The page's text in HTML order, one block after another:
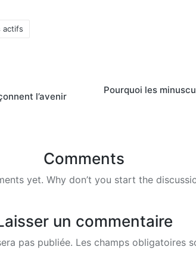
actifs
l’avenir
Pourquoi les
Comments
yet. Why don’t you start the
un commentaire
pas publiée. Les champs obligatoires